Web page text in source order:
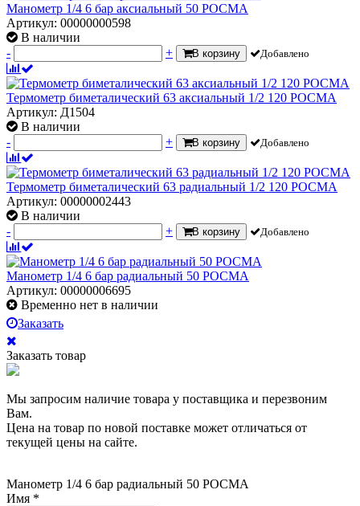
Манометр 1/4 6 бар аксиальный 50 РОСМА
Артикул: 00000000598
В наличии
-
+ В корзину Добавлено
Термометр биметалический 63 аксиальный 1/2 120 РОСМА
Артикул: Д1504
В наличии
-
+ В корзину Добавлено
Термометр биметалический 63 радиальный 1/2 120 РОСМА
Артикул: 00000002443
В наличии
-
+ В корзину Добавлено
Манометр 1/4 6 бар радиальный 50 РОСМА
Артикул: 00000006695
Временно нет в наличии
Заказать
Заказать товар
Мы запросим наличие товара у поставщика и перезвоним
Вам.
Цена на товар по новой поставке может отличаться от
текущей цены на сайте.
Манометр 1/4 6 бар радиальный 50 РОСМА
Имя *